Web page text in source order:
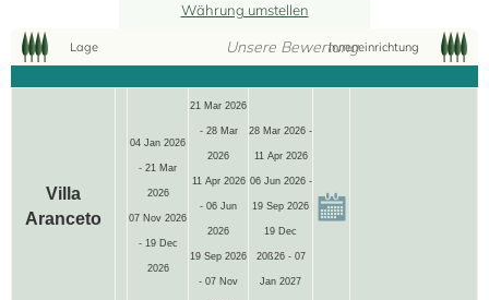
Währung umstellen
Lage Unsere BewertungInneneinrichtung
Villa
Aranceto
04 Jan 2026
- 21 Mar
2026
07 Nov 2026
- 19 Dec
2026
21 Mar 2026
- 28 Mar
2026
11 Apr 2026
- 06 Jun
2026
19 Sep 2026
- 07 Nov
28 Mar 2026 -
11 Apr 2026
06 Jun 2026 -
19 Sep 2026
19 Dec
20ß26 - 07
Jan 2027